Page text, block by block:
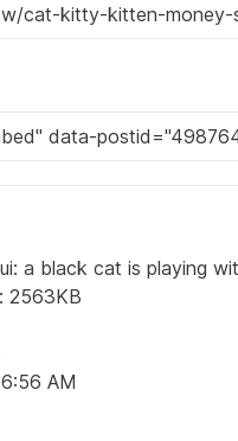
a black cat is playing
2563KB
AM